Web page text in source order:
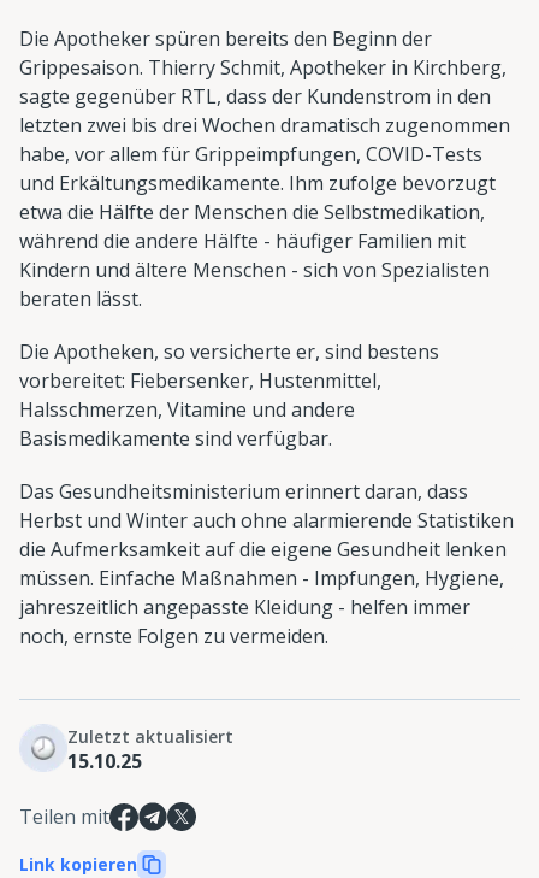
Die Apotheker spüren bereits den Beginn der
Grippesaison. Thierry Schmit, Apotheker in Kirchberg,
sagte gegenüber RTL, dass der Kundenstrom in den
letzten zwei bis drei Wochen dramatisch zugenommen
habe, vor allem für Grippeimpfungen, COVID-Tests
und Erkältungsmedikamente. Ihm zufolge bevorzugt
etwa die Hälfte der Menschen die Selbstmedikation,
während die andere Hälfte - häufiger Familien mit
Kindern und ältere Menschen - sich von Spezialisten
beraten lässt.
Die Apotheken, so versicherte er, sind bestens
vorbereitet: Fiebersenker, Hustenmittel,
Halsschmerzen, Vitamine und andere
Basismedikamente sind verfügbar.
Das Gesundheitsministerium erinnert daran, dass
Herbst und Winter auch ohne alarmierende Statistiken
die Aufmerksamkeit auf die eigene Gesundheit lenken
müssen. Einfache Maßnahmen - Impfungen, Hygiene,
jahreszeitlich angepasste Kleidung - helfen immer
noch, ernste Folgen zu vermeiden.
Zuletzt aktualisiert
15.10.25
Teilen mit
Link kopieren